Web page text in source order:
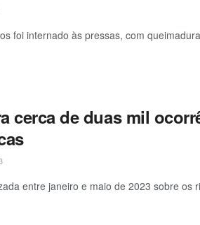
foi internado às pressas, com
cerca de duas mil
entre janeiro e maio de 2023 sobre